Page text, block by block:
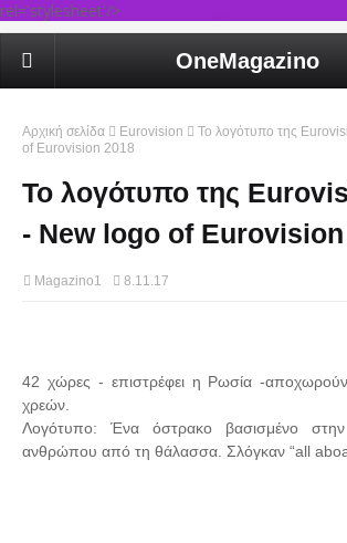
rel='stylesheet'/>
OneMagazino
Αρχική σελίδα Eurovision
Το λογότυπο της
of Eurovision 2018
Το λογότυπο της
- New logo of
Magazino1 8.11.17
42 χώρες - επιστρέφει η Ρωσία -
χρεών.
Λογότυπο: Ένα όστρακο βασισμένο
ανθρώπου από τη θάλασσα. Σλόγκαν “all